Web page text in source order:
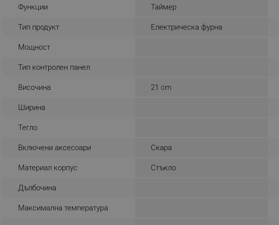
Функции Таймер
Тип продукт Електрическа фурна
Мощност
Тип контролен панел
Височина 21 cm
Ширина
Тегло
Включени аксесоари Скара
Материал корпус Стъкло
Дълбочина
Максимална температура
_sgf_rq
rlv_h_fbp
rlv_g